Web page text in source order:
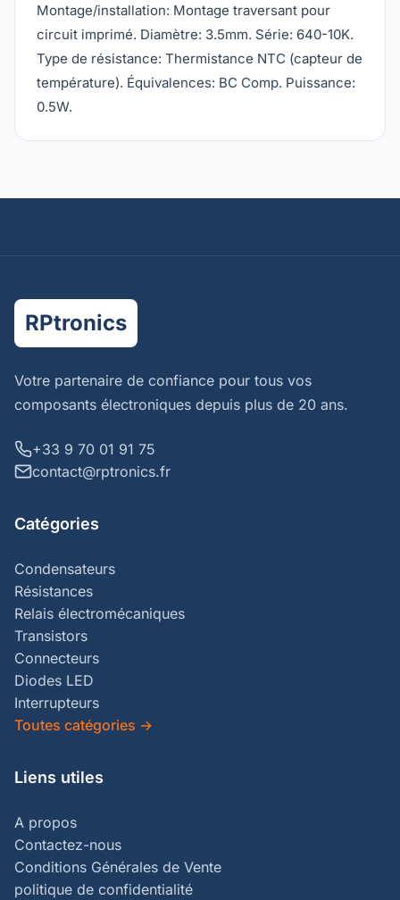
Montage/installation: Montage traversant pour
circuit imprimé. Diamètre: 3.5mm. Série: 640-10K.
Type de résistance: Thermistance NTC (capteur de
température). Équivalences: BC Comp. Puissance:
0.5W.
RPtronics
Votre partenaire de confiance pour tous vos
composants électroniques depuis plus de 20 ans.
+33 9 70 01 91 75
contact@rptronics.fr
Catégories
Condensateurs
Résistances
Relais électromécaniques
Transistors
Connecteurs
Diodes LED
Interrupteurs
Toutes catégories →
Liens utiles
A propos
Contactez-nous
Conditions Générales de Vente
politique de confidentialité